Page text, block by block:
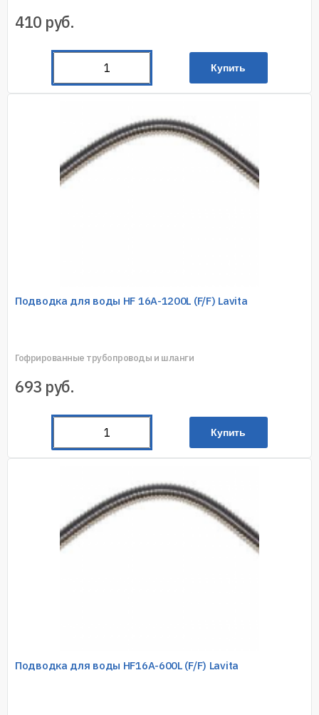
410 руб.
Купить
Подводка для воды HF 16A-1200L (F/F) Lavita
Гофрированные трубопроводы и шланги
693 руб.
Купить
Подводка для воды HF16A-600L (F/F) Lavita